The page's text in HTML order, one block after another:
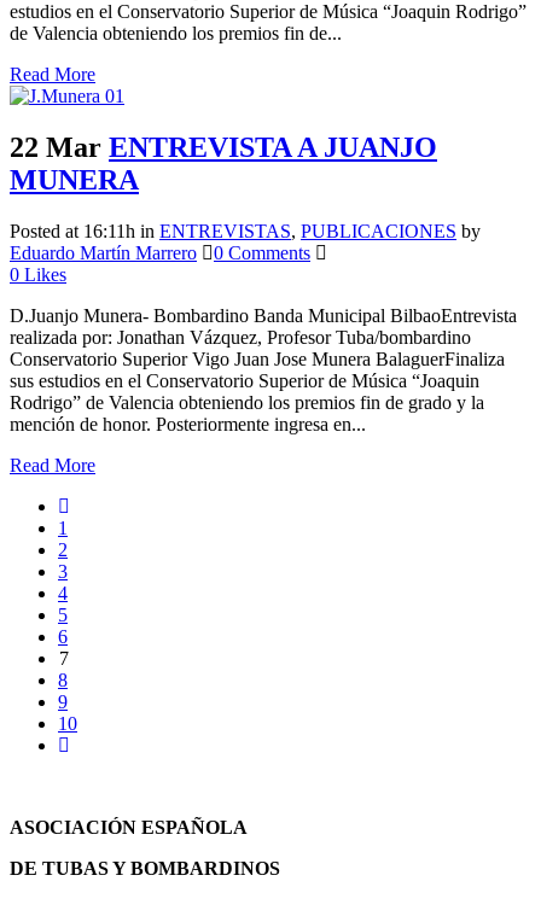
estudios en el Conservatorio Superior de Música “Joaquin Rodrigo”
de Valencia obteniendo los premios fin de...
Read More
22 Mar ENTREVISTA A JUANJO
MUNERA
Posted at 16:11h in ENTREVISTAS, PUBLICACIONES by
Eduardo Martín Marrero
0 Comments
0 Likes
D.Juanjo Munera- Bombardino Banda Municipal BilbaoEntrevista
realizada por: Jonathan Vázquez, Profesor Tuba/bombardino
Conservatorio Superior Vigo Juan Jose Munera BalaguerFinaliza
sus estudios en el Conservatorio Superior de Música “Joaquin
Rodrigo” de Valencia obteniendo los premios fin de grado y la
mención de honor. Posteriormente ingresa en...
Read More
1
2
3
4
5
6
7
8
9
10
ASOCIACIÓN ESPAÑOLA
DE TUBAS Y BOMBARDINOS